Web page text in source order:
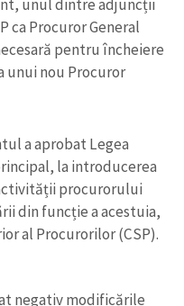
unul dintre adjuncții
ca Procuror General
pentru încheiere
unui nou Procuror
a aprobat Legea
la introducerea
procurorului
din funcție a acestuia,
al Procurorilor (CSP).
negativ modificările